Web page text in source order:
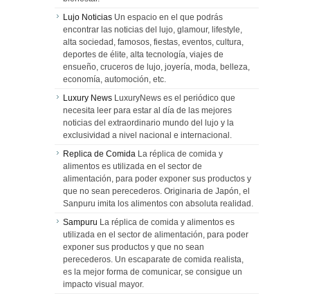
Lujo Noticias Un espacio en el que podrás
encontrar las noticias del lujo, glamour, lifestyle,
alta sociedad, famosos, fiestas, eventos, cultura,
deportes de élite, alta tecnología, viajes de
ensueño, cruceros de lujo, joyería, moda, belleza,
economía, automoción, etc.
Luxury News LuxuryNews es el periódico que
necesita leer para estar al día de las mejores
noticias del extraordinario mundo del lujo y la
exclusividad a nivel nacional e internacional.
Replica de Comida La réplica de comida y
alimentos es utilizada en el sector de
alimentación, para poder exponer sus productos y
que no sean perecederos. Originaria de Japón, el
Sanpuru imita los alimentos con absoluta realidad.
Sampuru La réplica de comida y alimentos es
utilizada en el sector de alimentación, para poder
exponer sus productos y que no sean
perecederos. Un escaparate de comida realista,
es la mejor forma de comunicar, se consigue un
impacto visual mayor.